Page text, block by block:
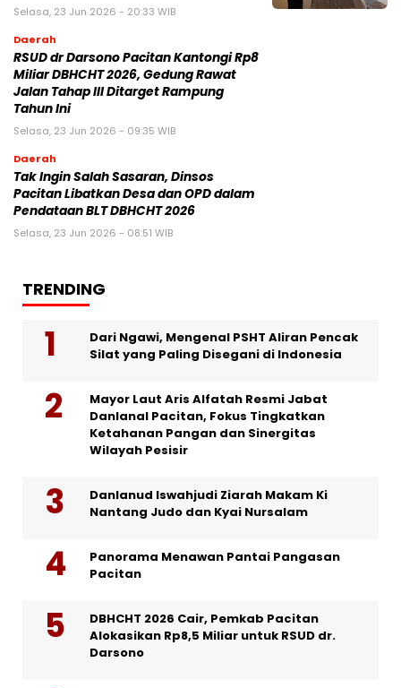
Selasa, 23 Jun 2026 - 20:33 WIB
Daerah
RSUD dr Darsono Pacitan Kantongi Rp8
Miliar DBHCHT 2026, Gedung Rawat
Jalan Tahap III Ditarget Rampung
Tahun Ini
Selasa, 23 Jun 2026 - 09:35 WIB
Daerah
Tak Ingin Salah Sasaran, Dinsos
Pacitan Libatkan Desa dan OPD dalam
Pendataan BLT DBHCHT 2026
Selasa, 23 Jun 2026 - 08:51 WIB
TRENDING
Dari Ngawi, Mengenal PSHT Aliran Pencak
Silat yang Paling Disegani di Indonesia
Mayor Laut Aris Alfatah Resmi Jabat
Danlanal Pacitan, Fokus Tingkatkan
Ketahanan Pangan dan Sinergitas
Wilayah Pesisir
Danlanud Iswahjudi Ziarah Makam Ki
Nantang Judo dan Kyai Nursalam
Panorama Menawan Pantai Pangasan
Pacitan
DBHCHT 2026 Cair, Pemkab Pacitan
Alokasikan Rp8,5 Miliar untuk RSUD dr.
Darsono